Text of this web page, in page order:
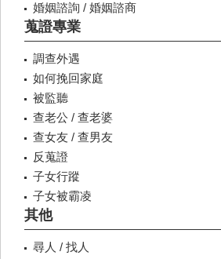
婚姻諮詢 / 婚姻諮商
蒐證專業
調查外遇
如何挽回家庭
被監聽
查老公 / 查老婆
查女友 / 查男友
反蒐證
子女行蹤
子女被霸凌
其他
尋人 / 找人